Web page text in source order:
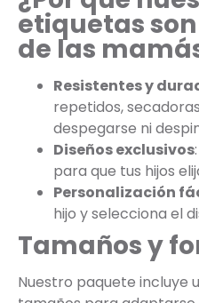
etiquetas
de las
Resistentes y
repetidos,
despegarse ni
Diseños exclusivos
para que tus hijos
Personalización
hijo y selecciona el
Tamaños y
Nuestro paquete incluye